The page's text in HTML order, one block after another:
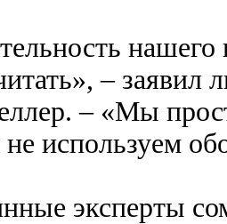
– заявил
– «Мы
используем
эксперты